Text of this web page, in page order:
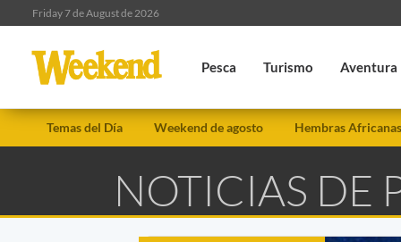
Friday 7 de August de 2026
Pesca Turismo Aventura
Temas del Día Weekend de agosto Hembras Africanas
NOTICIAS DE